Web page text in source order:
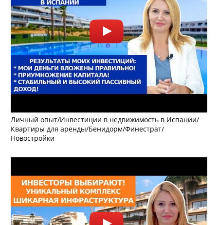
Личный опыт/Инвестиции в недвижимость в Испании/
Квартиры для аренды/Бенидорм/Финестрат/
Новостройки